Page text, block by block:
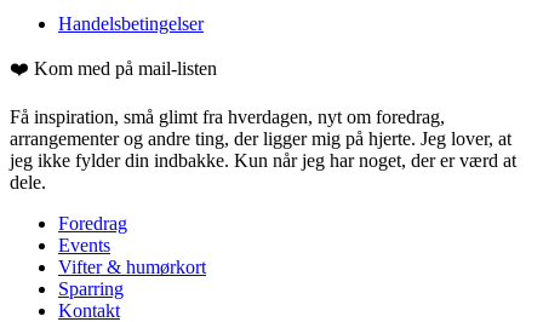
Handelsbetingelser
❤️ Kom med på mail-listen
Få inspiration, små glimt fra hverdagen, nyt om foredrag,
arrangementer og andre ting, der ligger mig på hjerte. Jeg lover, at
jeg ikke fylder din indbakke. Kun når jeg har noget, der er værd at
dele.
Foredrag
Events
Vifter & humørkort
Sparring
Kontakt